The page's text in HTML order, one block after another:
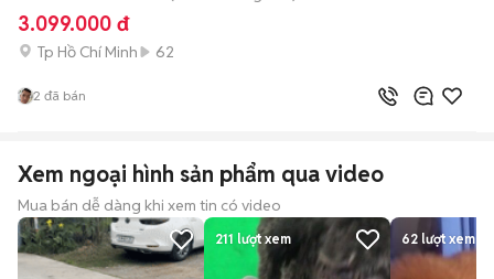
3.099.000 đ
Tp Hồ Chí Minh 62
2 đã bán
Xem ngoại hình sản phẩm qua video
Mua bán dễ dàng khi xem tin có video
211 lượt xem 62 lượt xem